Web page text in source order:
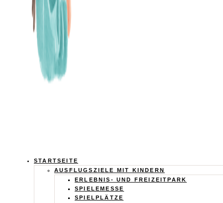
Calistas
Traum
STARTSEITE
AUSFLUGSZIELE MIT KINDERN
ERLEBNIS- UND FREIZEITPARK
SPIELEMESSE
SPIELPLÄTZE